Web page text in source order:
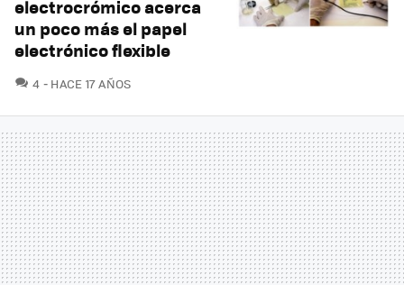
electrocrómico acerca
un poco más el papel
electrónico flexible
4 COMENTARIOS
HACE 17 AÑOS